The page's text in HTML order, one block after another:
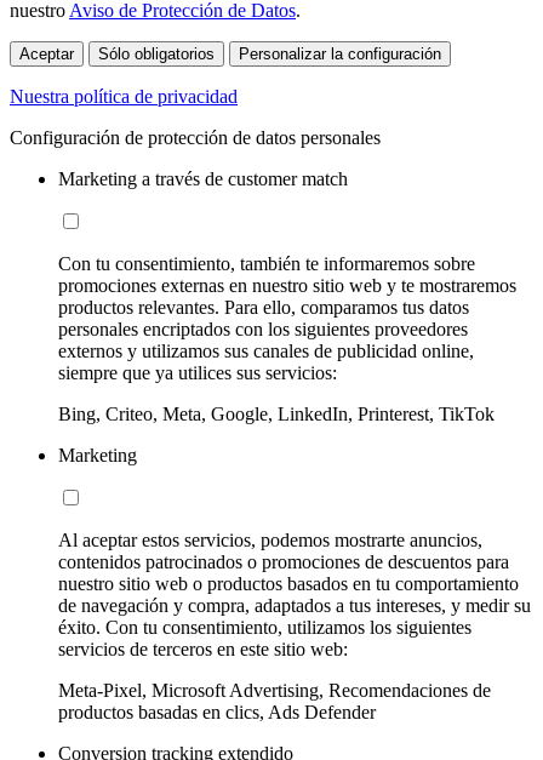
nuestro Aviso de Protección de Datos.
Aceptar Sólo obligatorios Personalizar la configuración
Nuestra política de privacidad
Configuración de protección de datos personales
Marketing a través de customer match
Con tu consentimiento, también te informaremos sobre
promociones externas en nuestro sitio web y te mostraremos
productos relevantes. Para ello, comparamos tus datos
personales encriptados con los siguientes proveedores
externos y utilizamos sus canales de publicidad online,
siempre que ya utilices sus servicios:
Bing, Criteo, Meta, Google, LinkedIn, Printerest, TikTok
Marketing
Al aceptar estos servicios, podemos mostrarte anuncios,
contenidos patrocinados o promociones de descuentos para
nuestro sitio web o productos basados en tu comportamiento
de navegación y compra, adaptados a tus intereses, y medir su
éxito. Con tu consentimiento, utilizamos los siguientes
servicios de terceros en este sitio web:
Meta-Pixel, Microsoft Advertising, Recomendaciones de
productos basadas en clics, Ads Defender
Conversion tracking extendido